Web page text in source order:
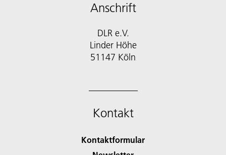
Anschrift
DLR e.V.
Linder Höhe
51147 Köln
Kontakt
Kontaktformular